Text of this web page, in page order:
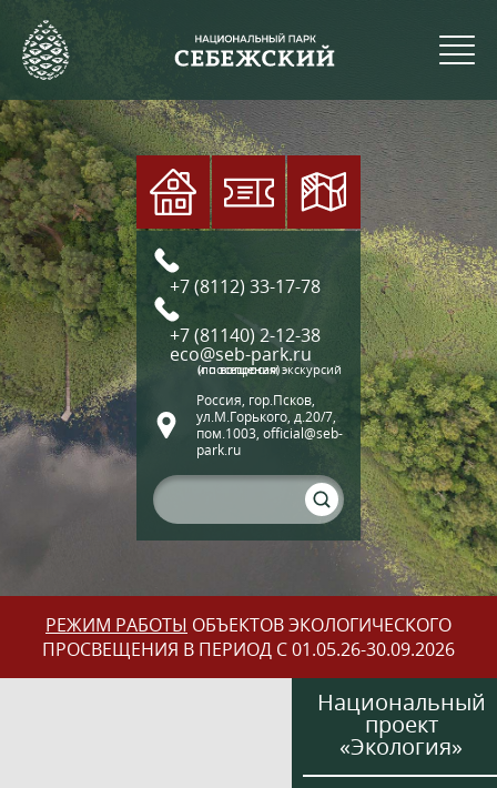
+7 (8112) 33-17-78
+7 (81140) 2-12-38
eco@seb-park.ru
(по вопросам экскурсий и посещения)
Россия, гор.Псков,
ул.М.Горького, д.20/7,
пом.1003, official@seb-
park.ru
РЕЖИМ РАБОТЫ ОБЪЕКТОВ ЭКОЛОГИЧЕСКОГО
ПРОСВЕЩЕНИЯ В ПЕРИОД С 01.05.26-30.09.2026
Национальный
проект
«Экология»